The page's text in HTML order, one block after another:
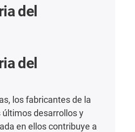
del
del
los fabricantes de la
desarrollos y
en ellos contribuye a